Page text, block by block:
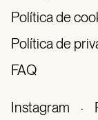
Política de
Política de
FAQ
Instagram ·